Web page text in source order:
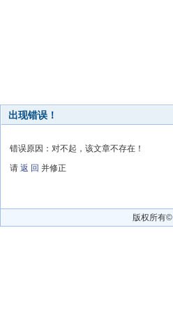
出现错误！
错误原因：对不起，该文章不存在！
请 返 回 并修正
版权所有©